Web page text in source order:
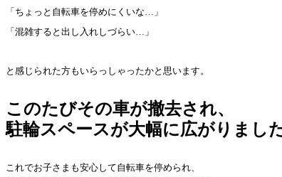
「ちょっと自転車を停めにくいな…」
「混雑すると出し入れしづらい…」
と感じられた方もいらっしゃったかと思います。
このたびその車が撤去され、
駐輪スペースが大幅に広がりまし
これでお子さまも安心して自転車を停められ、